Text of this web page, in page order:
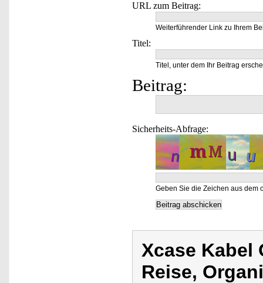
URL zum Beitrag:
Weiterführender Link zu Ihrem
Titel:
Titel, unter dem Ihr Beitrag
Beitrag:
Sicherheits-Abfrage:
Geben Sie die Zeichen aus dem
Xcase Kabel
Reise,